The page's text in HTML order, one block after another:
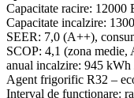
Capacitate racire:
Capacitate incalzire:
SEER: 7,0 (A++),
SCOP: 4,1 (zona
anual incalzire: 945
Agent frigorific R32 –
Interval de functionare: